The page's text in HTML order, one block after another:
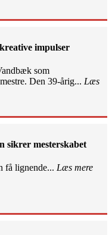
impulser
som
Den 39-årig... Læs
sikrer mesterskabet
få lignende... Læs mere